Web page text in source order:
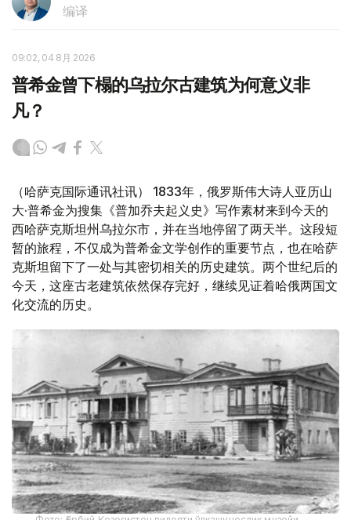
编译
09:02, 04 8月 2026
普希金曾下榻的乌拉尔古建筑为何意义非
凡？
（哈萨克国际通讯社讯） 1833年，俄罗斯伟大诗人亚历山
大·普希金为搜集《普加乔夫起义史》写作素材来到今天的
西哈萨克斯坦州乌拉尔市，并在当地停留了两天半。这段短
暂的旅程，不仅成为普希金文学创作的重要节点，也在哈萨
克斯坦留下了一处与其密切相关的历史建筑。两个世纪后的
今天，这座古老建筑依然保存完好，继续见证着哈俄两国文
化交流的历史。